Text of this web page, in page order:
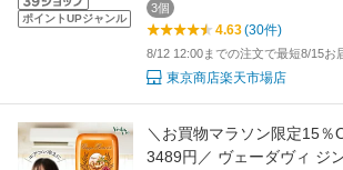
ポイントUPジャンル
3個
4.63(30件)
8/12 12:00までの注文で最短8/15お
東京商店楽天市場店
＼お買物マラソン限定15％
3489円／ ヴェーダヴィ ジ